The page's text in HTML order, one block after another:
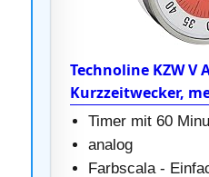
Technoline KZW V
Kurzzeitwecker,
Timer mit 60
analog
Farbscala -